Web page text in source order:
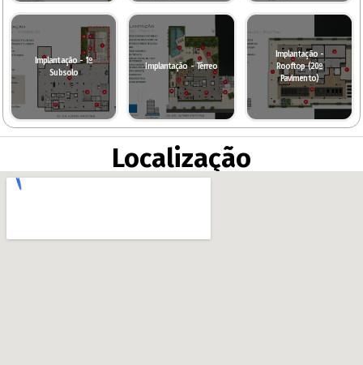
Implantação - 1º
Subsolo
Implantação - Térreo
Implantação -
Rooftop (20º
Pavimento)
Localização